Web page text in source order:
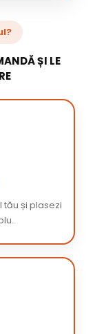
ȘI LE
și plasezi